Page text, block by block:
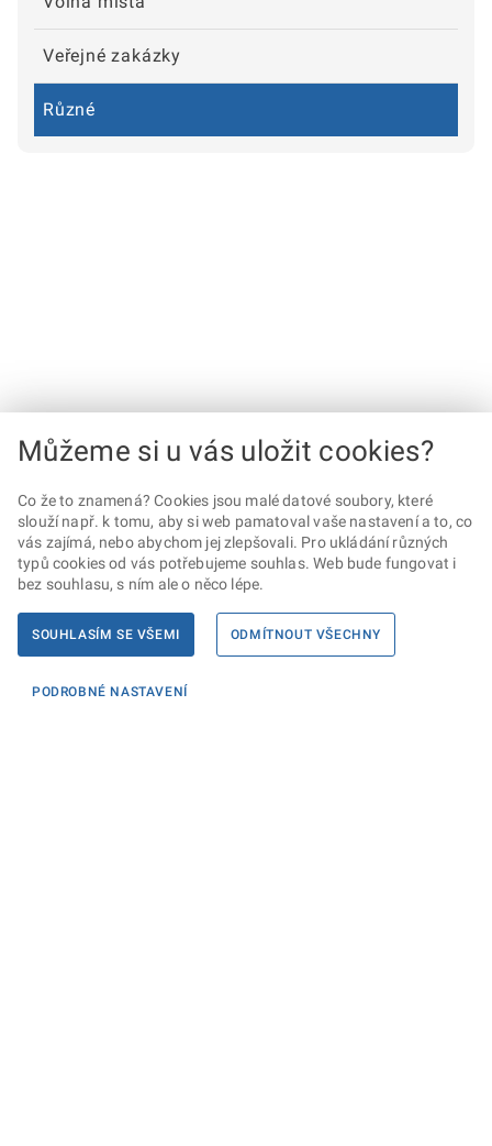
Veřejné zakázky
Různé
Můžeme si u vás uložit cookies?
Co že to znamená? Cookies jsou malé datové soubory, které
slouží např. k tomu, aby si web pamatoval vaše nastavení a to, co
vás zajímá, nebo abychom jej zlepšovali. Pro ukládání různých
typů cookies od vás potřebujeme souhlas. Web bude fungovat i
bez souhlasu, s ním ale o něco lépe.
SOUHLASÍM SE VŠEMI ODMÍTNOUT VŠECHNY
PODROBNÉ NASTAVENÍ